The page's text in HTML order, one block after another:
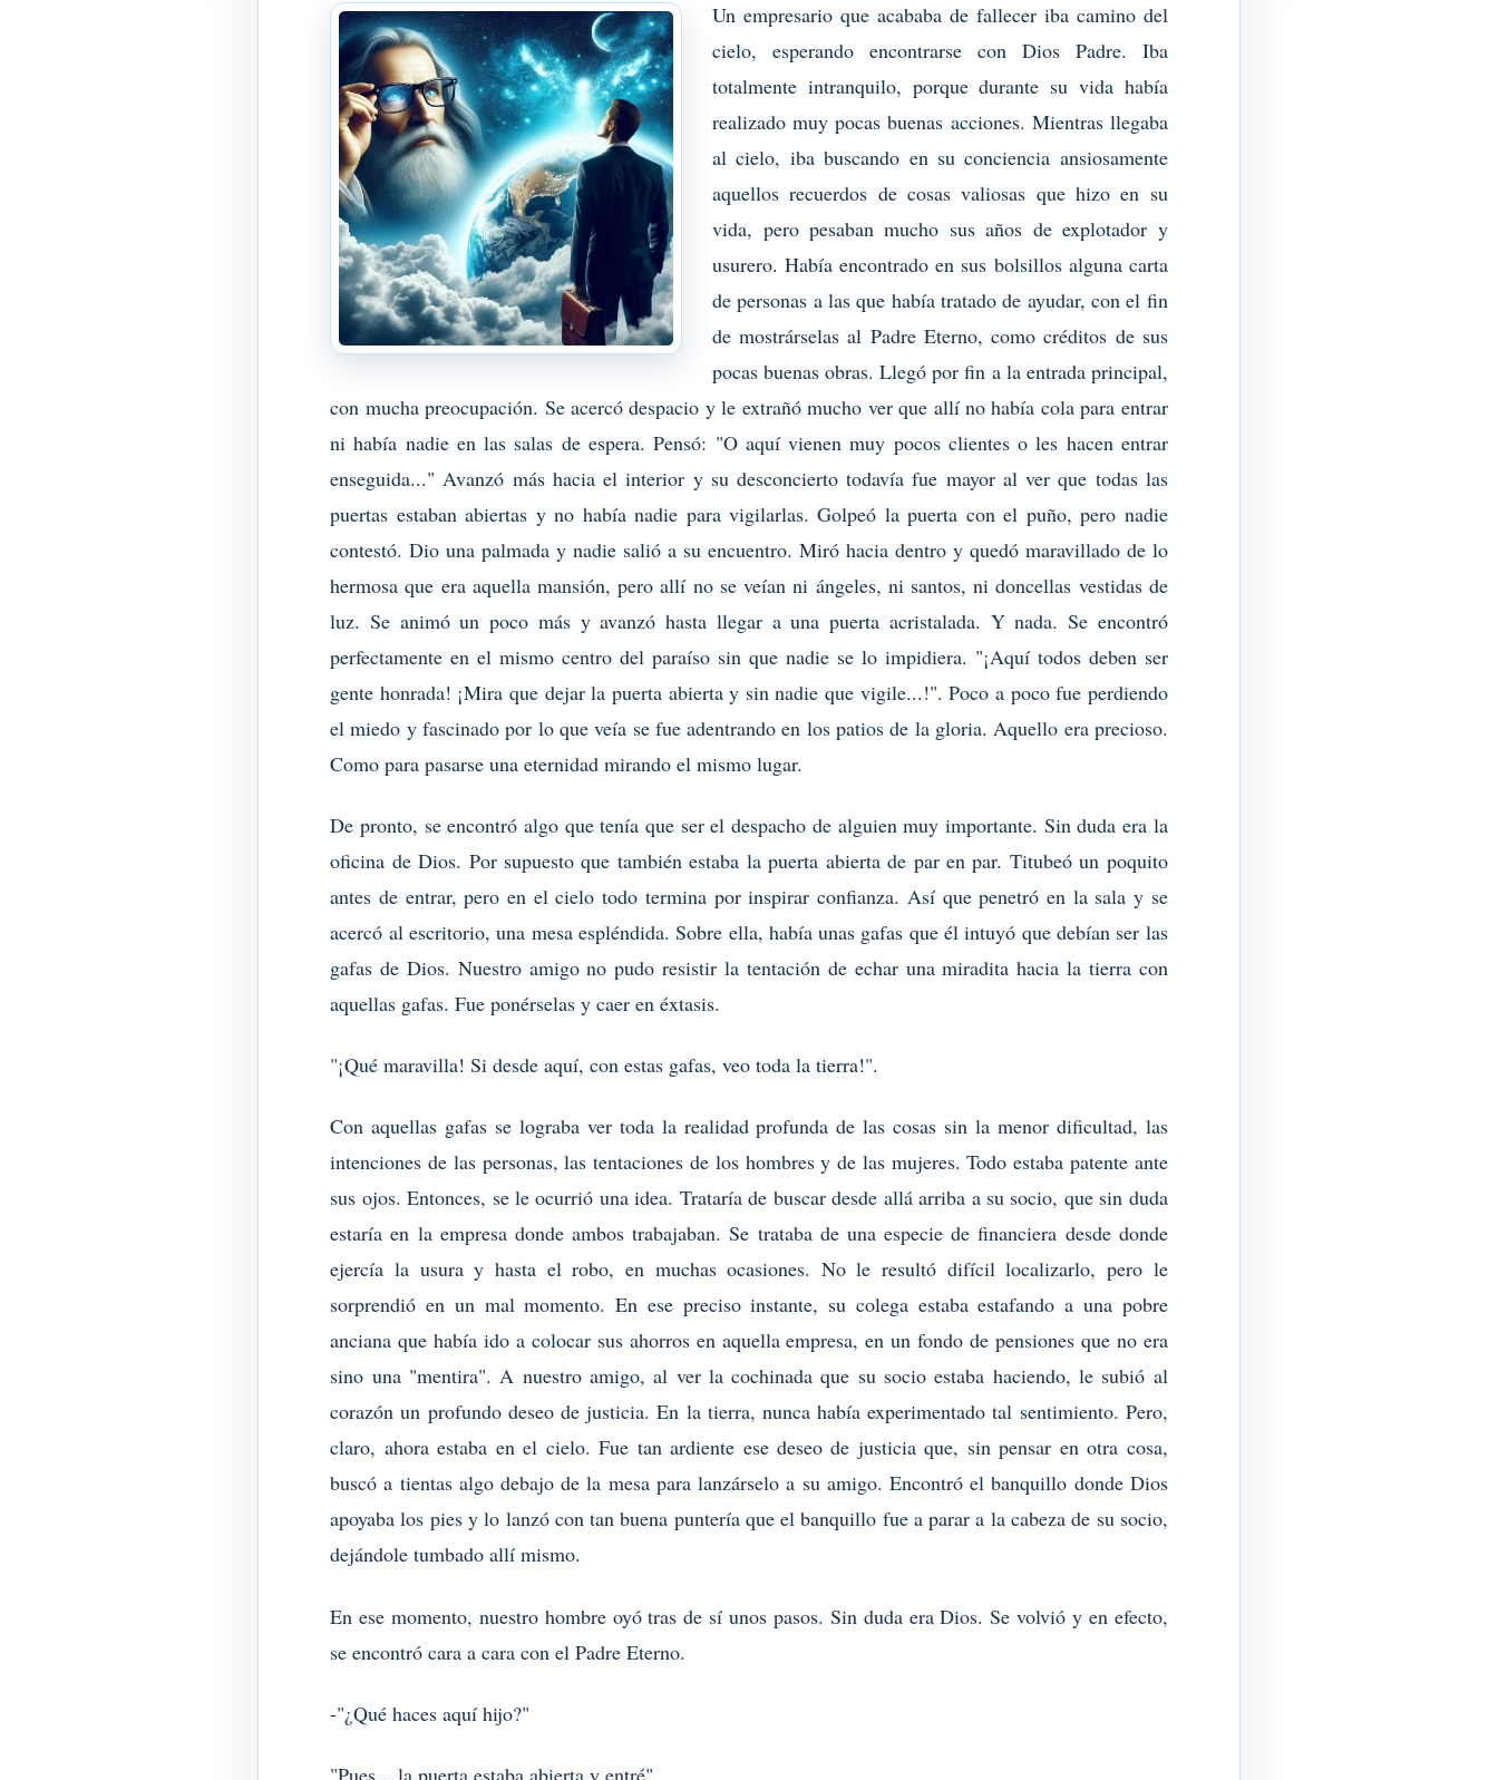
Un empresario que acababa de fallecer iba camino del
cielo, esperando encontrarse con Dios Padre. Iba
totalmente intranquilo, porque durante su vida había
realizado muy pocas buenas acciones. Mientras llegaba
al cielo, iba buscando en su conciencia ansiosamente
aquellos recuerdos de cosas valiosas que hizo en su
vida, pero pesaban mucho sus años de explotador y
usurero. Había encontrado en sus bolsillos alguna carta
de personas a las que había tratado de ayudar, con el fin
de mostrárselas al Padre Eterno, como créditos de sus
pocas buenas obras. Llegó por fin a la entrada principal,
con mucha preocupación. Se acercó despacio y le extrañó mucho ver que allí no había cola para entrar
ni había nadie en las salas de espera. Pensó: "O aquí vienen muy pocos clientes o les hacen entrar
enseguida..." Avanzó más hacia el interior y su desconcierto todavía fue mayor al ver que todas las
puertas estaban abiertas y no había nadie para vigilarlas. Golpeó la puerta con el puño, pero nadie
contestó. Dio una palmada y nadie salió a su encuentro. Miró hacia dentro y quedó maravillado de lo
hermosa que era aquella mansión, pero allí no se veían ni ángeles, ni santos, ni doncellas vestidas de
luz. Se animó un poco más y avanzó hasta llegar a una puerta acristalada. Y nada. Se encontró
perfectamente en el mismo centro del paraíso sin que nadie se lo impidiera. "¡Aquí todos deben ser
gente honrada! ¡Mira que dejar la puerta abierta y sin nadie que vigile...!". Poco a poco fue perdiendo
el miedo y fascinado por lo que veía se fue adentrando en los patios de la gloria. Aquello era precioso.
Como para pasarse una eternidad mirando el mismo lugar.
De pronto, se encontró algo que tenía que ser el despacho de alguien muy importante. Sin duda era la
oficina de Dios. Por supuesto que también estaba la puerta abierta de par en par. Titubeó un poquito
antes de entrar, pero en el cielo todo termina por inspirar confianza. Así que penetró en la sala y se
acercó al escritorio, una mesa espléndida. Sobre ella, había unas gafas que él intuyó que debían ser las
gafas de Dios. Nuestro amigo no pudo resistir la tentación de echar una miradita hacia la tierra con
aquellas gafas. Fue ponérselas y caer en éxtasis.
"¡Qué maravilla! Si desde aquí, con estas gafas, veo toda la tierra!".
Con aquellas gafas se lograba ver toda la realidad profunda de las cosas sin la menor dificultad, las
intenciones de las personas, las tentaciones de los hombres y de las mujeres. Todo estaba patente ante
sus ojos. Entonces, se le ocurrió una idea. Trataría de buscar desde allá arriba a su socio, que sin duda
estaría en la empresa donde ambos trabajaban. Se trataba de una especie de financiera desde donde
ejercía la usura y hasta el robo, en muchas ocasiones. No le resultó difícil localizarlo, pero le
sorprendió en un mal momento. En ese preciso instante, su colega estaba estafando a una pobre
anciana que había ido a colocar sus ahorros en aquella empresa, en un fondo de pensiones que no era
sino una "mentira". A nuestro amigo, al ver la cochinada que su socio estaba haciendo, le subió al
corazón un profundo deseo de justicia. En la tierra, nunca había experimentado tal sentimiento. Pero,
claro, ahora estaba en el cielo. Fue tan ardiente ese deseo de justicia que, sin pensar en otra cosa,
buscó a tientas algo debajo de la mesa para lanzárselo a su amigo. Encontró el banquillo donde Dios
apoyaba los pies y lo lanzó con tan buena puntería que el banquillo fue a parar a la cabeza de su socio,
dejándole tumbado allí mismo.
En ese momento, nuestro hombre oyó tras de sí unos pasos. Sin duda era Dios. Se volvió y en efecto,
se encontró cara a cara con el Padre Eterno.
-"¿Qué haces aquí hijo?"
"Pues... la puerta estaba abierta y entré"